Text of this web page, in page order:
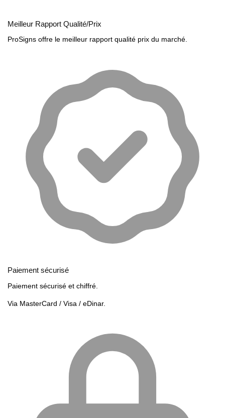
Meilleur Rapport Qualité/Prix
ProSigns offre le meilleur rapport qualité prix du marché.
Paiement sécurisé
Paiement sécurisé et chiffré.
Via MasterCard / Visa / eDinar.